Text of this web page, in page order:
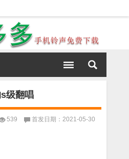
级翻唱
539
首发日期：2021-05-30